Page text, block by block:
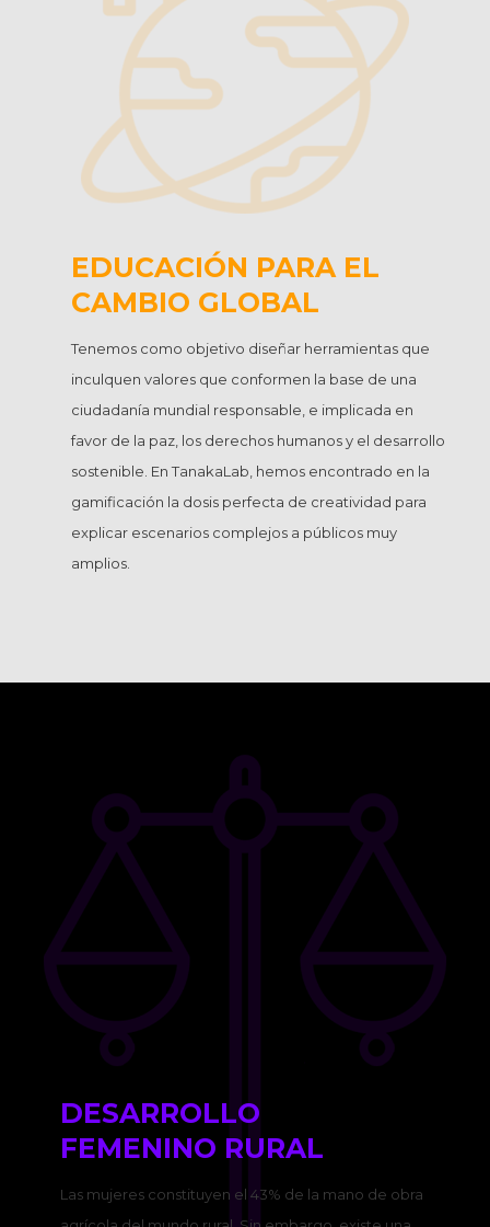
EDUCACIÓN PARA EL
CAMBIO GLOBAL
Tenemos como objetivo diseñar herramientas que
inculquen valores que conformen la base de una
ciudadanía mundial responsable, e implicada en
favor de la paz, los derechos humanos y el desarrollo
sostenible. En TanakaLab, hemos encontrado en la
gamificación la dosis perfecta de creatividad para
explicar escenarios complejos a públicos muy
amplios.
DESARROLLO
FEMENINO RURAL
Las mujeres constituyen el 43% de la mano de obra